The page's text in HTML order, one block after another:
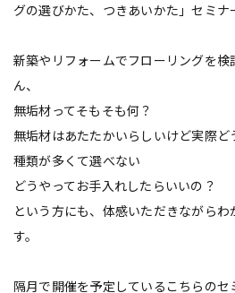
グの選びかた、つきあいかた」セミナ
新築やリフォームでフローリングを検
ん、
無垢材ってそもそも何？
無垢材はあたたかいらしいけど実際ど
種類が多くて選べない
どうやってお手入れしたらいいの？
という方にも、体感いただきながら
す。
隔月で開催を予定しているこちらの